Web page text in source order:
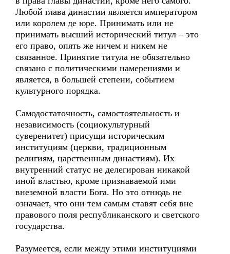
Любой глава династии является императором
или королем де юре. Принимать или не
принимать высший исторический титул – это
его право, опять же ничем и никем не
связанное. Принятие титула не обязательно
связано с политическими намерениями и
является, в большей степени, событием
культурного порядка.
Самодостаточность, самостоятельность и
независимость (социокультурный
суверенитет) присущи историческим
институциям (церкви, традиционным
религиям, царственным династиям). Их
внутренний статус не делегирован никакой
иной властью, кроме признаваемой ими
внеземной власти Бога. Но это отнюдь не
означает, что они тем самым ставят себя вне
правового поля республиканского и светского
государства.
Разумеется, если между этими институциями